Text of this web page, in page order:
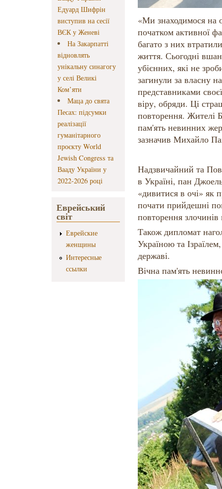
Едуард Шифрін
виступив на сесії
ВЄК у Женеві
На Закарпатті
відновлять
унікальну синагогу
у селі Великі
Ком’яти
Маца до свята
Песах: підсумки
реалізації
гуманітарного
проєкту World
Jewish Congress та
Вааду України у
2022-2026 році
Еврейський
світ
Еврейские
женщины
Интересные
ссылки
«Ми знаходимося на
початком активної
багато з них
життя. Сьогодні
убієнних, які не
загинули за власну
представниками
віру, обряди. Ці
повторення. Жителі
пам'ять невинних
зазначив Михайло
Надзвичайний та
в Україні, пан
«дивитися в очі» як
почати прийдешні
повторення
Також дипломат
Україною та
державі.
Вічна пам'ять